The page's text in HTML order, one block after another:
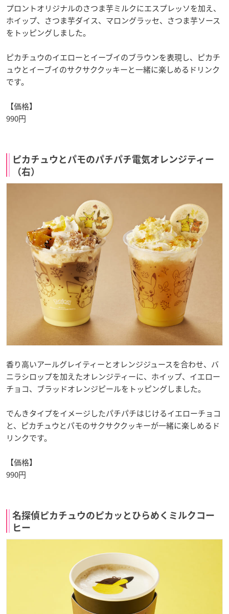
プロントオリジナルのさつま芋ミルクにエスプレッソを加え、
ホイップ、さつま芋ダイス、マロングラッセ、さつま芋ソース
をトッピングしました。
ピカチュウのイエローとイーブイのブラウンを表現し、ピカチ
ュウとイーブイのサクサククッキーと一緒に楽しめるドリンク
です。
【価格】
990円
ピカチュウとパモのパチパチ電気オレンジティー
（右）
香り高いアールグレイティーとオレンジジュースを合わせ、バ
ニラシロップを加えたオレンジティーに、ホイップ、イエロー
チョコ、ブラッドオレンジピールをトッピングしました。
でんきタイプをイメージしたパチパチはじけるイエローチョコ
と、ピカチュウとパモのサクサククッキーが一緒に楽しめるド
リンクです。
【価格】
990円
名探偵ピカチュウのピカッとひらめくミルクコー
ヒー